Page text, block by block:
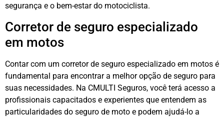
segurança e o bem-estar do motociclista.
Corretor de seguro especializado
em motos
Contar com um corretor de seguro especializado em motos é
fundamental para encontrar a melhor opção de seguro para
suas necessidades. Na CMULTI Seguros, você terá acesso a
profissionais capacitados e experientes que entendem as
particularidades do seguro de moto e podem ajudá-lo a